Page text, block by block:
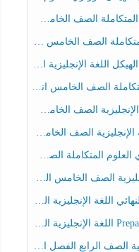
الخامس عام الفصل الثالث
انسبير الفصل الثالث
الخامس انسبير الفصل الثالث
الصف الخامس الفصل الثالث
الخامس عام الفصل الثالث
الصف الرابع الفصل الثالث
الرابع الفصل الثالث